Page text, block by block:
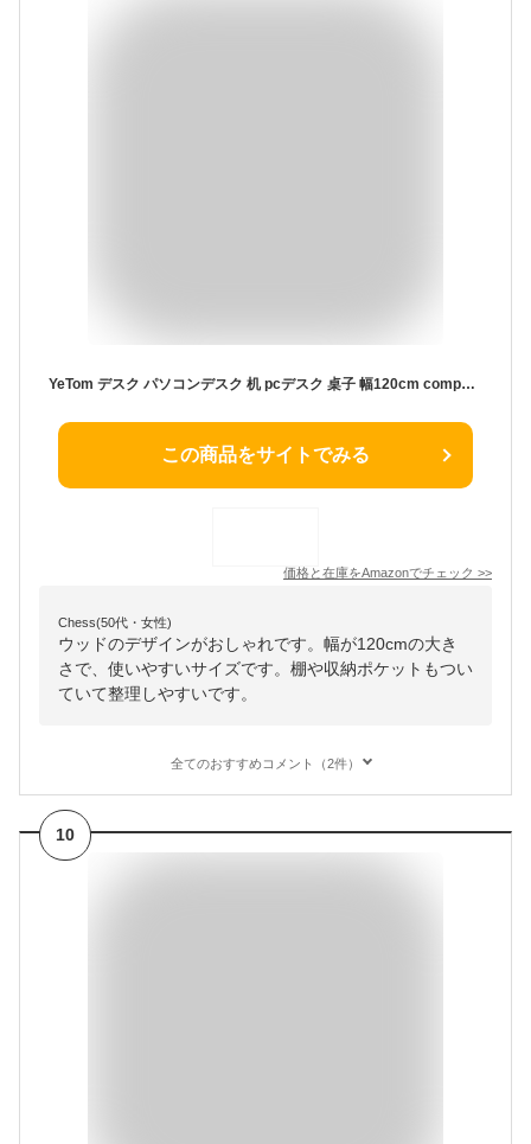
YeTom デスク パソコンデスク 机 pcデスク 桌子 幅120cm computer desk ワークデスク 左右入替可 引き出し付き 勉強机 学習机 bàn học 作業机 収納付きデスク ビンテージ
この商品をサイトでみる
価格と在庫をAmazonでチェック >>
Chess(50代・女性)
ウッドのデザインがおしゃれです。幅が120cmの大き
さで、使いやすいサイズです。棚や収納ポケットもつい
ていて整理しやすいです。
全てのおすすめコメント（2件）
10